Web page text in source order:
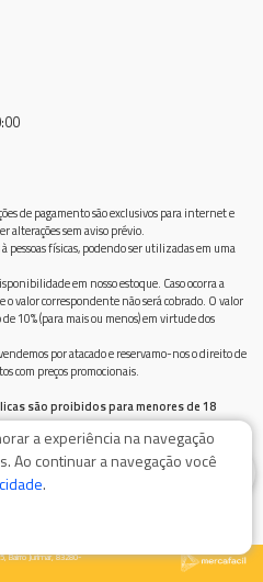
de pagamento são exclusivos para internet e
alterações sem aviso prévio.
pessoas físicas, podendo ser utilizadas em uma
em nosso estoque. Caso ocorra a
valor correspondente não será cobrado. O valor
10% (para mais ou menos) em virtude dos
por atacado e reservamo-nos o direito de
com preços promocionais.
são proibidos para menores de 18
e, em excesso, provoca graves males à saúde.
Bairro Jurimar, 83280-
a experiência na navegação
Ao continuar a navegação você
.